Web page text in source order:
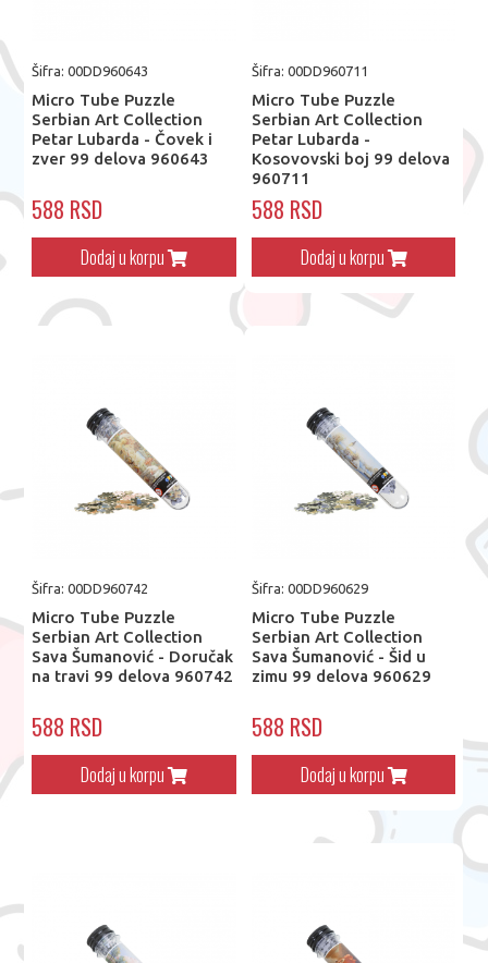
Šifra: 00DD960643
Micro Tube Puzzle
Serbian Art Collection
Petar Lubarda - Čovek i
zver 99 delova 960643
588 RSD
Dodaj u korpu
Šifra: 00DD960711
Micro Tube Puzzle
Serbian Art Collection
Petar Lubarda -
Kosovovski boj 99 delova
960711
588 RSD
Dodaj u korpu
Šifra: 00DD960742
Micro Tube Puzzle
Serbian Art Collection
Sava Šumanović - Doručak
na travi 99 delova 960742
588 RSD
Dodaj u korpu
Šifra: 00DD960629
Micro Tube Puzzle
Serbian Art Collection
Sava Šumanović - Šid u
zimu 99 delova 960629
588 RSD
Dodaj u korpu